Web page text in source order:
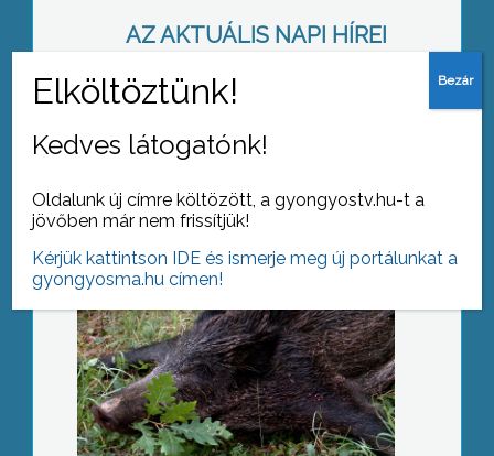
AZ AKTUÁLIS NAPI HÍREI
Online diákhitel
Kedves látogatónk!
Oldalunk új címre költözött, a gyongyostv.hu-t a
jövőben már nem frissítjük!
Kérjük kattintson IDE és ismerje meg új portálunkat a
gyongyosma.hu címen!